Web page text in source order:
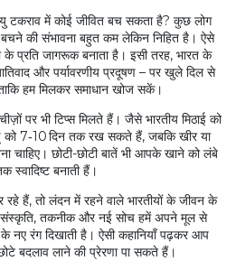
टकराव में कोई जीवित बच सकता है? कुछ लोग
की संभावना बहुत कम लेकिन निहित है। ऐसे
के प्रति जागरूक बनाता है। इसी तरह, भारत के
और पर्यावरणीय प्रदूषण – पर खुले दिल से
हम मिलकर समाधान खोज सकें।
चीज़ों पर भी टिप्स मिलते हैं। जैसे भारतीय मिठाई को
को 7‑10 दिन तक रख सकते हैं, जबकि खीर या
चाहिए। छोटी-छोटी बातें भी आपके खाने को लंबे
स्वादिष्ट बनाती हैं।
रहे हैं, तो लंदन में रहने वाले भारतीयों के जीवन के
संस्कृति, तकनीक और नई सोच हमें अपने मूल से
नए रंग दिखाती है। ऐसी कहानियाँ पढ़कर आप
बदलाव लाने की प्रेरणा पा सकते हैं।